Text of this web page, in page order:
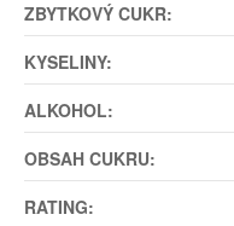
ZBYTKOVÝ CUKR:
KYSELINY:
ALKOHOL:
OBSAH CUKRU:
RATING: